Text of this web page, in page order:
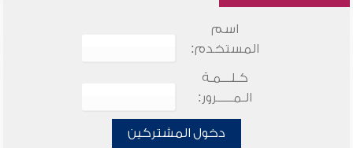
اسم
المستخدم:
كـلـــمـة
الـمـــــرور:
دخول المشتركين